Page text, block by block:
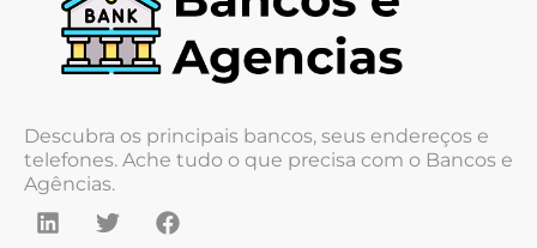
Descubra os principais bancos, seus endereços e
telefones. Ache tudo o que precisa com o Bancos e
Agências.